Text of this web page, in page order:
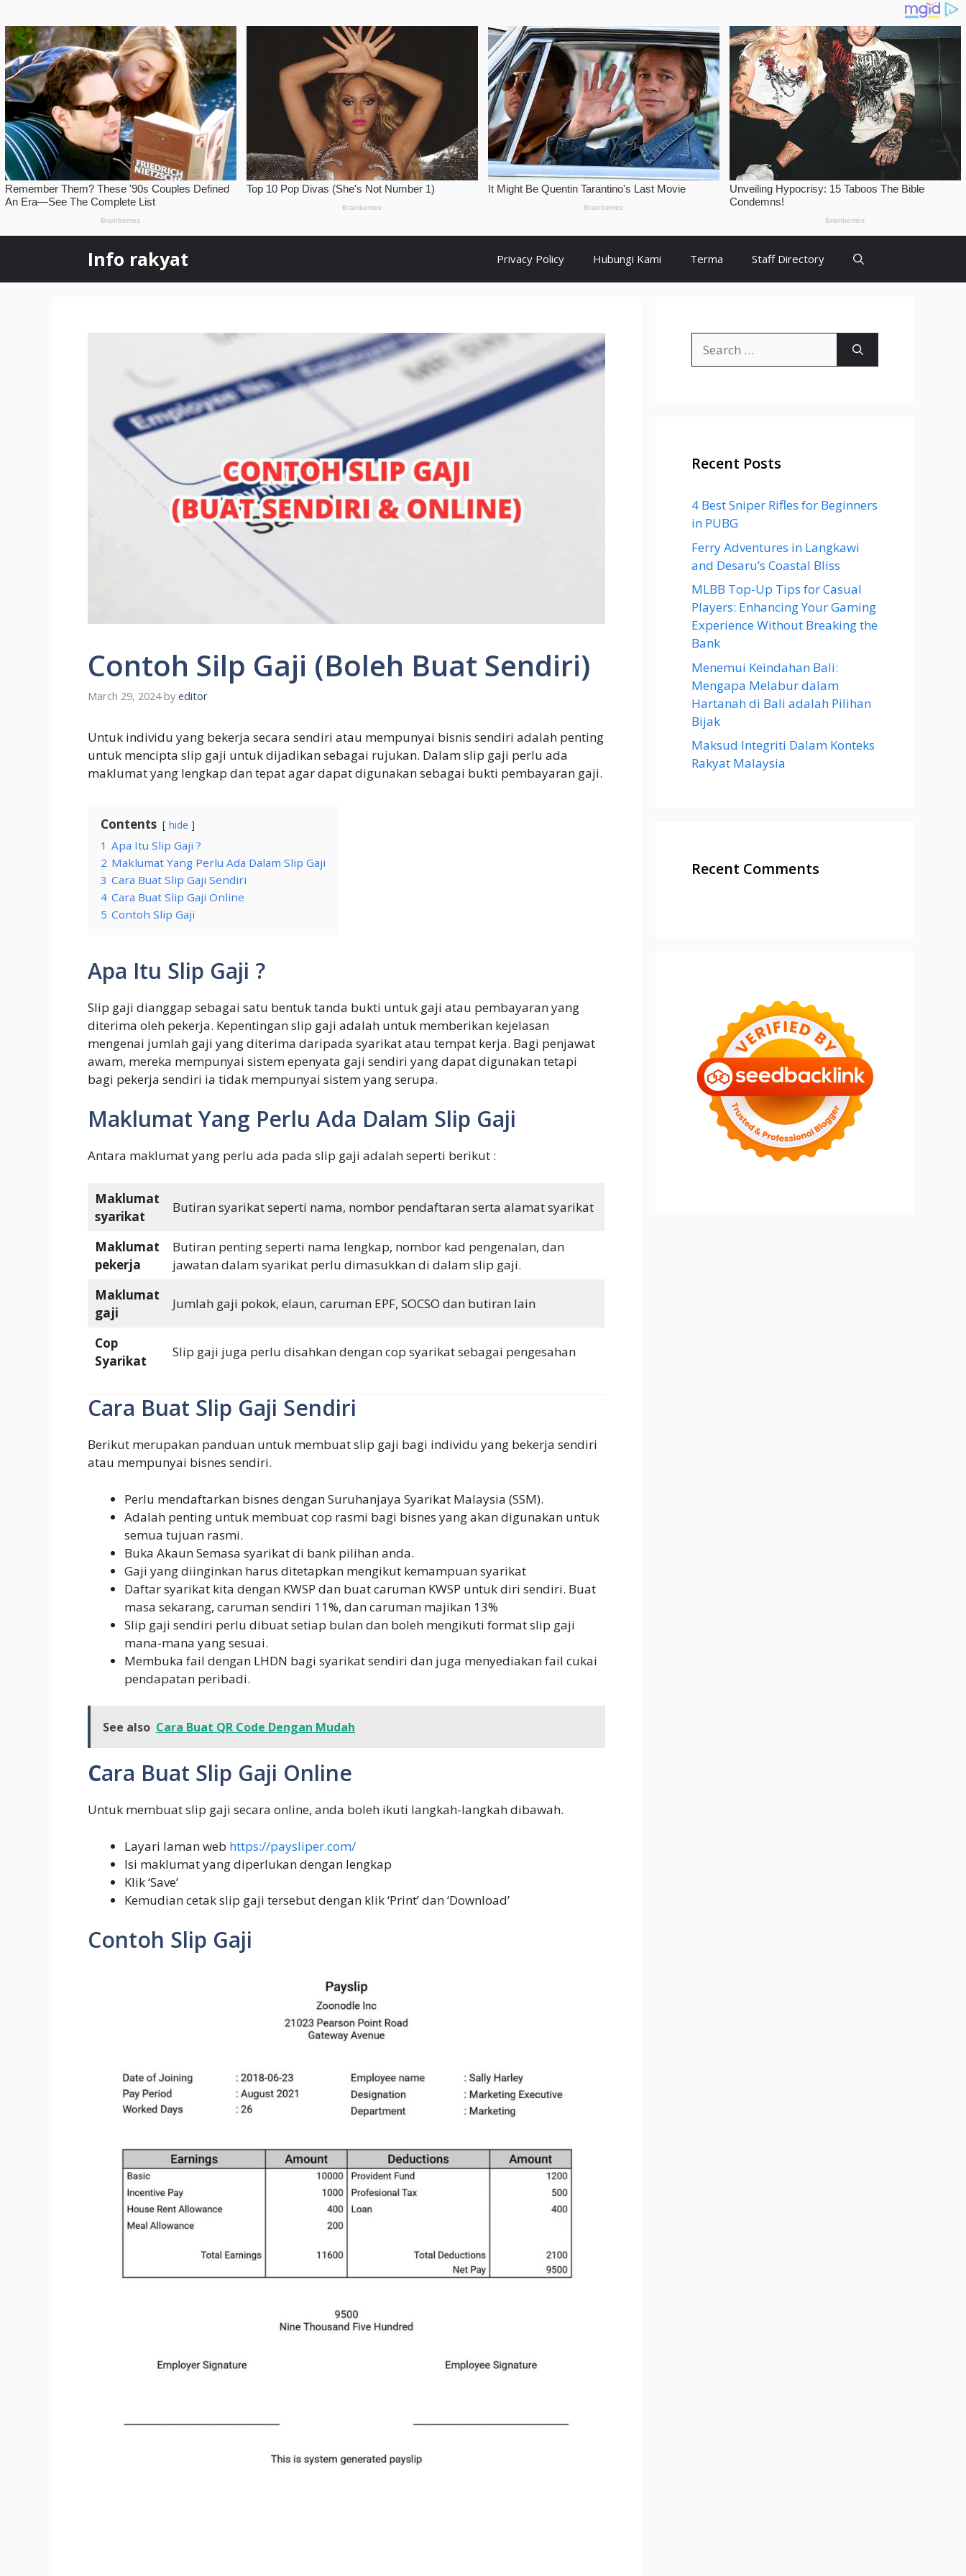
content
Info rakyat Privacy Policy Hubungi Kami Terma Staff Directory
Contoh Silp Gaji (Boleh Buat Sendiri)
March 29, 2024 by editor
Untuk individu yang bekerja secara sendiri atau mempunyai bisnis sendiri adalah penting
untuk mencipta slip gaji untuk dijadikan sebagai rujukan. Dalam slip gaji perlu ada
maklumat yang lengkap dan tepat agar dapat digunakan sebagai bukti pembayaran gaji.
Contents hide
1 Apa Itu Slip Gaji ?
2 Maklumat Yang Perlu Ada Dalam Slip Gaji
3 Cara Buat Slip Gaji Sendiri
4 Cara Buat Slip Gaji Online
5 Contoh Slip Gaji
Apa Itu Slip Gaji ?
Slip gaji dianggap sebagai satu bentuk tanda bukti untuk gaji atau pembayaran yang
diterima oleh pekerja. Kepentingan slip gaji adalah untuk memberikan kejelasan
mengenai jumlah gaji yang diterima daripada syarikat atau tempat kerja. Bagi penjawat
awam, mereka mempunyai sistem epenyata gaji sendiri yang dapat digunakan tetapi
bagi pekerja sendiri ia tidak mempunyai sistem yang serupa.
Maklumat Yang Perlu Ada Dalam Slip Gaji
Antara maklumat yang perlu ada pada slip gaji adalah seperti berikut :
Maklumat
syarikat
Butiran syarikat seperti nama, nombor pendaftaran serta alamat syarikat
Maklumat
pekerja
Butiran penting seperti nama lengkap, nombor kad pengenalan, dan
jawatan dalam syarikat perlu dimasukkan di dalam slip gaji.
Maklumat
gaji
Jumlah gaji pokok, elaun, caruman EPF, SOCSO dan butiran lain
Cop
Syarikat
Slip gaji juga perlu disahkan dengan cop syarikat sebagai pengesahan
Cara Buat Slip Gaji Sendiri
Berikut merupakan panduan untuk membuat slip gaji bagi individu yang bekerja sendiri
atau mempunyai bisnes sendiri.
Perlu mendaftarkan bisnes dengan Suruhanjaya Syarikat Malaysia (SSM).
Adalah penting untuk membuat cop rasmi bagi bisnes yang akan digunakan untuk
semua tujuan rasmi.
Buka Akaun Semasa syarikat di bank pilihan anda.
Gaji yang diinginkan harus ditetapkan mengikut kemampuan syarikat
Daftar syarikat kita dengan KWSP dan buat caruman KWSP untuk diri sendiri. Buat
masa sekarang, caruman sendiri 11%, dan caruman majikan 13%
Slip gaji sendiri perlu dibuat setiap bulan dan boleh mengikuti format slip gaji
mana-mana yang sesuai.
Membuka fail dengan LHDN bagi syarikat sendiri dan juga menyediakan fail cukai
pendapatan peribadi.
See also Cara Buat QR Code Dengan Mudah
Cara Buat Slip Gaji Online
Untuk membuat slip gaji secara online, anda boleh ikuti langkah-langkah dibawah.
Layari laman web https://paysliper.com/
Isi maklumat yang diperlukan dengan lengkap
Klik ‘Save’
Kemudian cetak slip gaji tersebut dengan klik ‘Print’ dan ‘Download’
Contoh Slip Gaji
for:
Recent Posts
4 Best Sniper Rifles for Beginners
in PUBG
Ferry Adventures in Langkawi
and Desaru’s Coastal Bliss
MLBB Top-Up Tips for Casual
Players: Enhancing Your Gaming
Experience Without Breaking the
Bank
Menemui Keindahan Bali:
Mengapa Melabur dalam
Hartanah di Bali adalah Pilihan
Bijak
Maksud Integriti Dalam Konteks
Rakyat Malaysia
Recent Comments